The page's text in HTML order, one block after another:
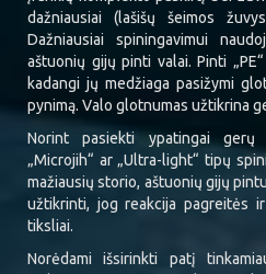
dažniausiai (lašišų šeimos
Dažniausiai spiningavimui
aštuonių gijų pinti valai. Pinti
kadangi jų medžiaga pasižymi
pynimą. Valo glotnumas užtikrina
Norint pasiekti ypatingai gerų
„Microjih“ ar „Ultra-light“ tipų
mažiausių storio, aštuonių gijų
užtikrinti, jog reakcija pagreitės
tiksliai.
Norėdami išsirinkti patį